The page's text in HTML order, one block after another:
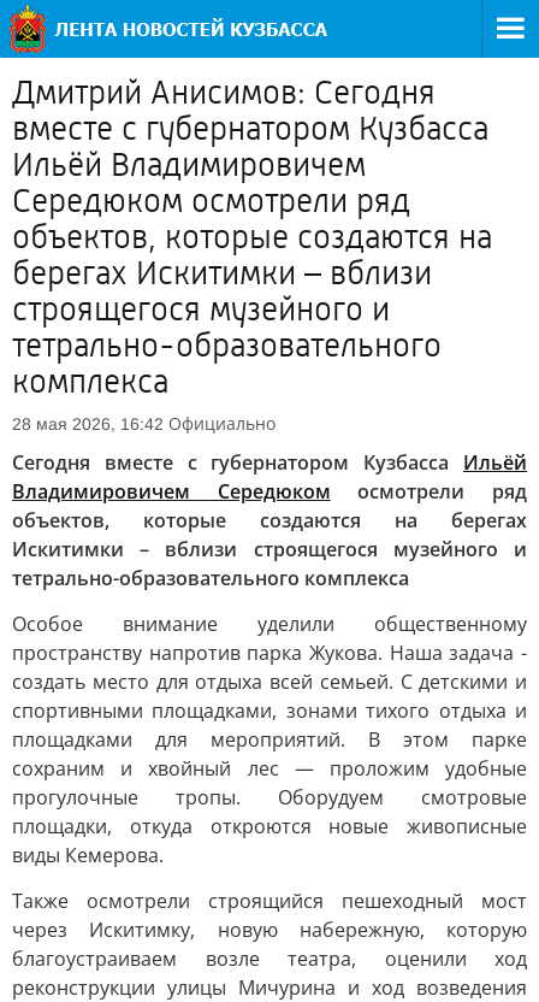
Дмитрий Анисимов: Сегодня
вместе с губернатором Кузбасса
Ильёй Владимировичем
Середюком осмотрели ряд
объектов, которые создаются на
берегах Искитимки – вблизи
строящегося музейного и
тетрально-образовательного
комплекса
28 мая 2026, 16:42 Официально
Сегодня вместе с губернатором Кузбасса Ильёй
Владимировичем Середюком осмотрели ряд
объектов, которые создаются на берегах
Искитимки – вблизи строящегося музейного и
тетрально-образовательного комплекса
Особое внимание уделили общественному
пространству напротив парка Жукова. Наша задача -
создать место для отдыха всей семьей. С детскими и
спортивными площадками, зонами тихого отдыха и
площадками для мероприятий. В этом парке
сохраним и хвойный лес — проложим удобные
прогулочные тропы. Оборудуем смотровые
площадки, откуда откроются новые живописные
виды Кемерова.
Также осмотрели строящийся пешеходный мост
через Искитимку, новую набережную, которую
благоустраиваем возле театра, оценили ход
реконструкции улицы Мичурина и ход возведения